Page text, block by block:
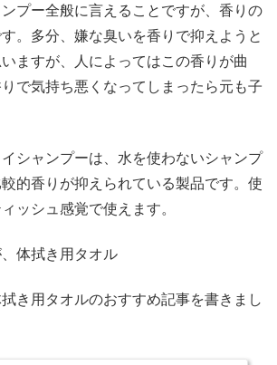
プー全般に言えることですが、香りの
。多分、嫌な臭いを香りで抑えようと
ますが、人によってはこの香りが曲
で気持ち悪くなってしまったら元も子
シャンプーは、水を使わないシャンプ
的香りが抑えられている製品です。使
ッシュ感覚で使えます。
体拭き用タオル
き用タオルのおすすめ記事を書きまし